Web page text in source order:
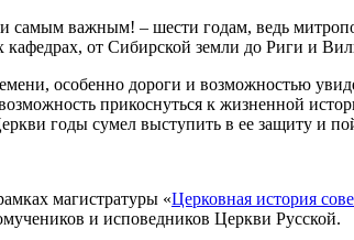
важным! – шести годам, ведь
от Сибирской земли до Риги и
особенно дороги и возможностью
прикоснуться к жизненной
годы сумел выступить в ее защиту и
магистратуры «Церковная история
и исповедников Церкви Русской.